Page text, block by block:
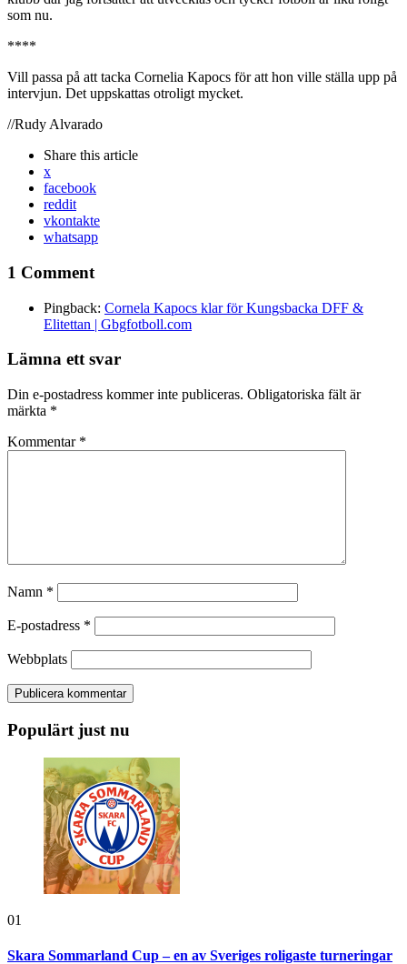
som nu.
****
Vill passa på att tacka Cornelia Kapocs för att hon ville ställa upp på
intervjun. Det uppskattas otroligt mycket.
//Rudy Alvarado
Share this article
x
facebook
reddit
vkontakte
whatsapp
1 Comment
Pingback: Cornela Kapocs klar för Kungsbacka DFF &
Elitettan | Gbgfotboll.com
Lämna ett svar
Din e-postadress kommer inte publiceras. Obligatoriska fält är
märkta *
Kommentar *
Namn *
E-postadress *
Webbplats
Populärt just nu
01
Skara Sommarland Cup – en av Sveriges roligaste turneringar